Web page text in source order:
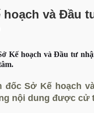
hoạch và Đầu
Kế hoạch và Đầu tư
đốc Sở Kế hoạch
nội dung được cử